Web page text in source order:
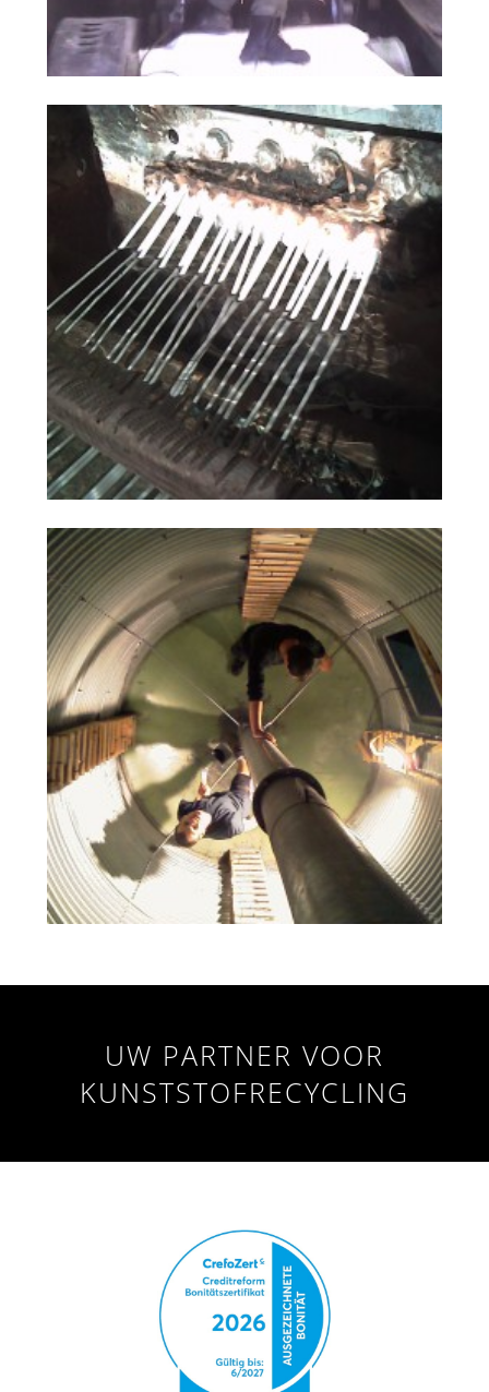
UW PARTNER VOOR
KUNSTSTOFRECYCLING